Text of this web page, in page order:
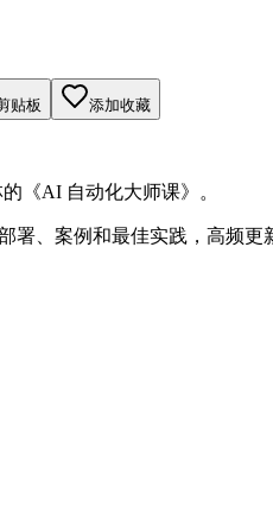
贴板 添加收藏
《AI 自动化大师课》。
署、案例和最佳实践，高频更